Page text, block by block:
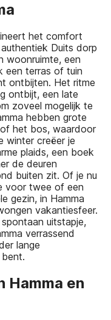
het comfort
Duits dorp
woonruimte, een
een terras of tuin
ontbijten. Het ritme
ontbijt, een late
zoveel mogelijk te
hebben grote
het bos, waardoor
winter creëer je
plaids, een boek
de deuren
buiten zit. Of je nu
voor twee of een
gezin, in Hamma
vakantiesfeer.
uitstapje,
verrassend
lange
Hamma en